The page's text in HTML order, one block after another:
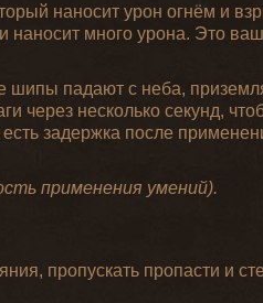
наносит урон огнём и
наносит много урона. Это
падают с неба,
через несколько секунд,
задержка после
применения умений).
пропускать пропасти и